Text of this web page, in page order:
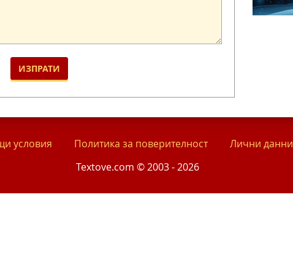
условия Политика за поверителност Лични данни
Textove.com © 2003 - 2026